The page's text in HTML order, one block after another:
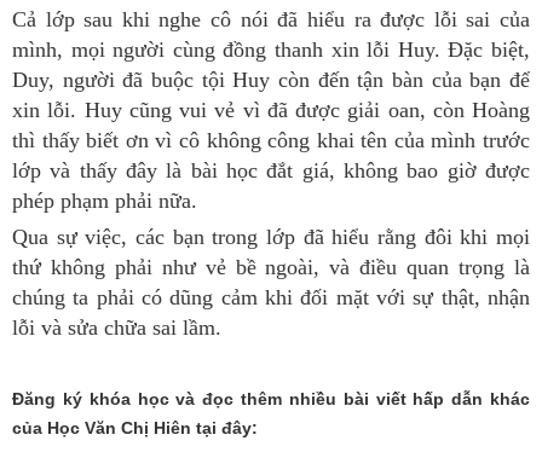
Cả lớp sau khi nghe cô nói đã hiểu ra được lỗi sai của
mình, mọi người cùng đồng thanh xin lỗi Huy. Đặc biệt,
Duy, người đã buộc tội Huy còn đến tận bàn của bạn để
xin lỗi. Huy cũng vui vẻ vì đã được giải oan, còn Hoàng
thì thấy biết ơn vì cô không công khai tên của mình trước
lớp và thấy đây là bài học đắt giá, không bao giờ được
phép phạm phải nữa.
Qua sự việc, các bạn trong lớp đã hiểu rằng đôi khi mọi
thứ không phải như vẻ bề ngoài, và điều quan trọng là
chúng ta phải có dũng cảm khi đối mặt với sự thật, nhận
lỗi và sửa chữa sai lầm.
Đăng ký khóa học và đọc thêm nhiều bài viết hấp dẫn khác
của Học Văn Chị Hiên tại đây: